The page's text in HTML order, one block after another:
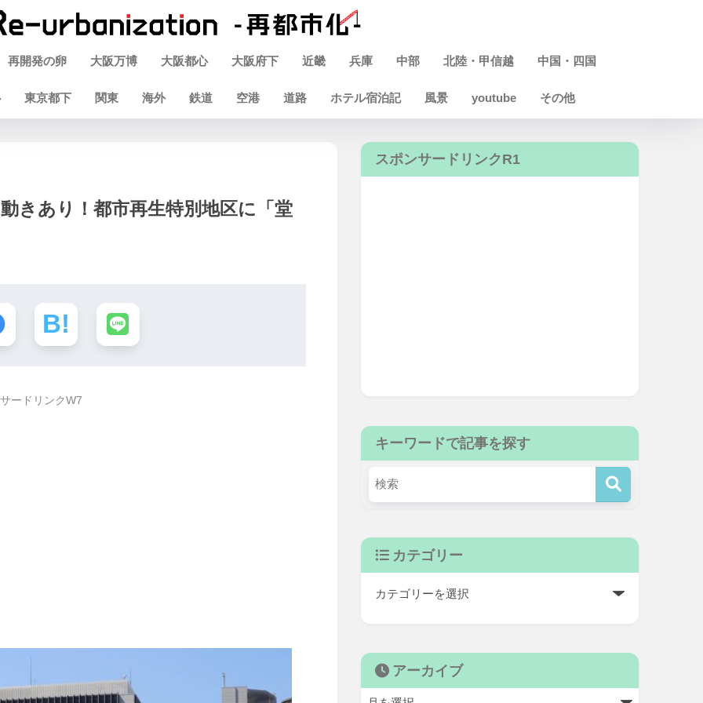
再開発の卵 大阪万博 大阪都心 大阪府下 近畿 兵庫 中部 北陸・甲信越 中国・四国
東京都下 関東 海外 鉄道 空港 道路 ホテル宿泊記 風景 youtube その他
きあり！都市再生特別地区に「堂
ードリンクW7
スポンサードリンクR1
キーワードで記事を探す
カテゴリー
アーカイブ